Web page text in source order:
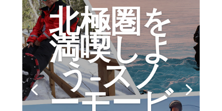
北極圏を
満喫しよ
う-スノ
ーモービ